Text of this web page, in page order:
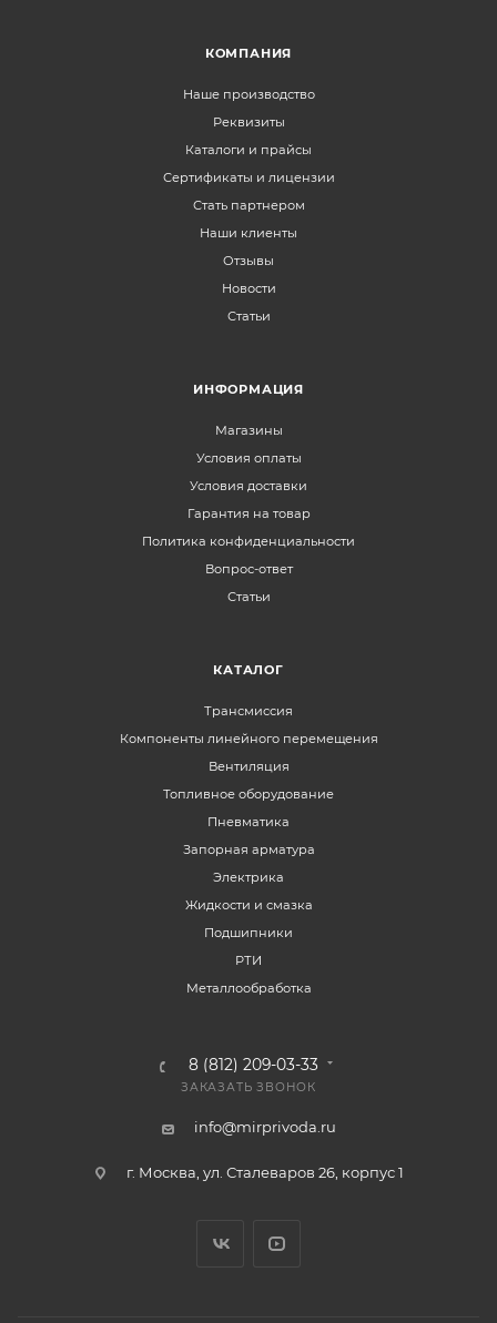
КОМПАНИЯ
Наше производство
Реквизиты
Каталоги и прайсы
Сертификаты и лицензии
Стать партнером
Наши клиенты
Отзывы
Новости
Статьи
ИНФОРМАЦИЯ
Магазины
Условия оплаты
Условия доставки
Гарантия на товар
Политика конфиденциальности
Вопрос-ответ
Статьи
КАТАЛОГ
Трансмиссия
Компоненты линейного перемещения
Вентиляция
Топливное оборудование
Пневматика
Запорная арматура
Электрика
Жидкости и смазка
Подшипники
РТИ
Металлообработка
8 (812) 209-03-33
ЗАКАЗАТЬ ЗВОНОК
info@mirprivoda.ru
г. Москва, ул. Сталеваров 26, корпус 1